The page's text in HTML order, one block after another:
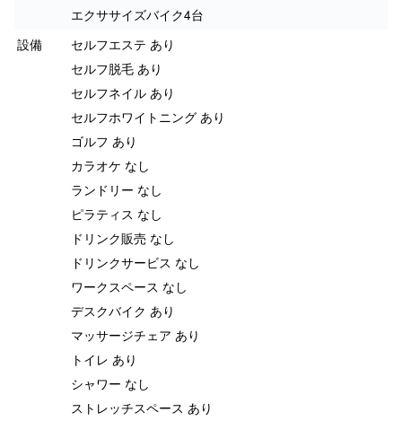
エクササイズバイク4台
設備
セルフエステ あり
セルフ脱毛 あり
セルフネイル あり
セルフホワイトニング あり
ゴルフ あり
カラオケ なし
ランドリー なし
ピラティス なし
ドリンク販売 なし
ドリンクサービス なし
ワークスペース なし
デスクバイク あり
マッサージチェア あり
トイレ あり
シャワー なし
ストレッチスペース あり